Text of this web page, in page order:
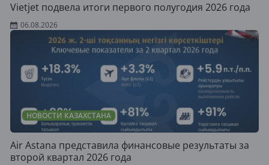
Vietjet подвела итоги первого полугодия 2026 года
06.08.2026
НОВОСТИ КАЗАХСТАНА
Air Astana представила финансовые результаты за
второй квартал 2026 года